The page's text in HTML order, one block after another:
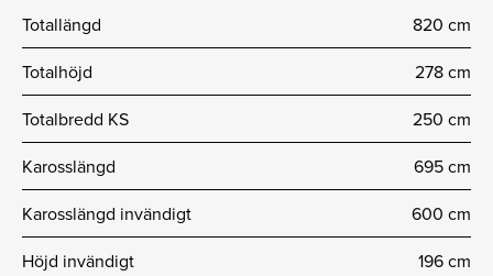
Totallängd
820 cm
Totalhöjd
278 cm
Totalbredd KS
250 cm
Karosslängd
695 cm
Karosslängd invändigt
600 cm
Höjd invändigt
196 cm